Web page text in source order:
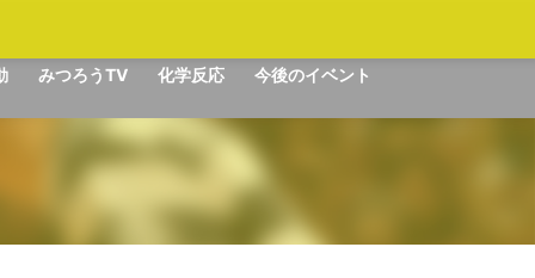
みつろうTV 化学反応 今後のイベント